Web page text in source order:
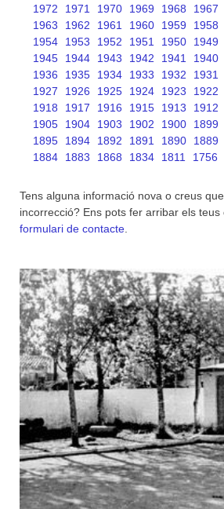
1972
1971 1970 1969 1968 1967
1963
1962 1961 1960 1959 1958
1954
1953 1952 1951 1950 1949
1945
1944 1943 1942 1941 1940
1936
1935 1934 1933 1932 1931
1927
1926 1925 1924 1923 1922
1918
1917 1916 1915 1913 1912
1905
1904 1903 1902 1900 1899
1895
1894 1892 1891 1890 1889
1884
1883 1868 1834 1811 1756
Tens alguna informació nova o creus
incorrecció? Ens pots fer arribar els
formulari de contacte.